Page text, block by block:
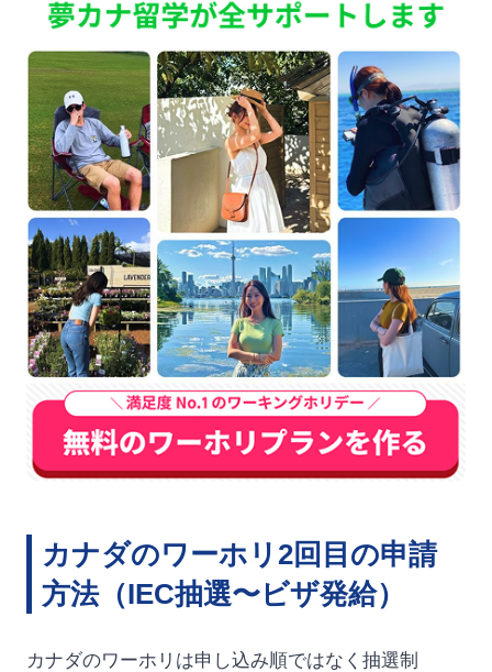
カナダのワーホリ2回目の申請
方法（IEC抽選〜ビザ発給）
カナダのワーホリは申し込み順ではなく抽選制